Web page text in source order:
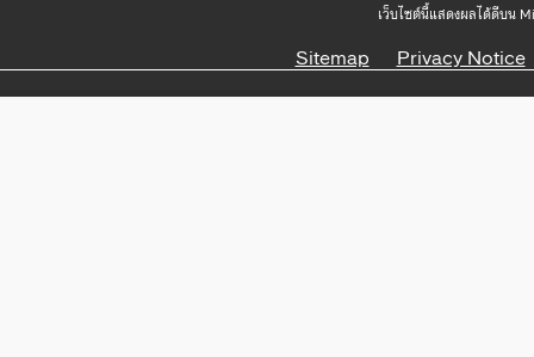
เว็บไซต์นี้แสดงผลได้ดีบน
Sitemap Privacy Notice